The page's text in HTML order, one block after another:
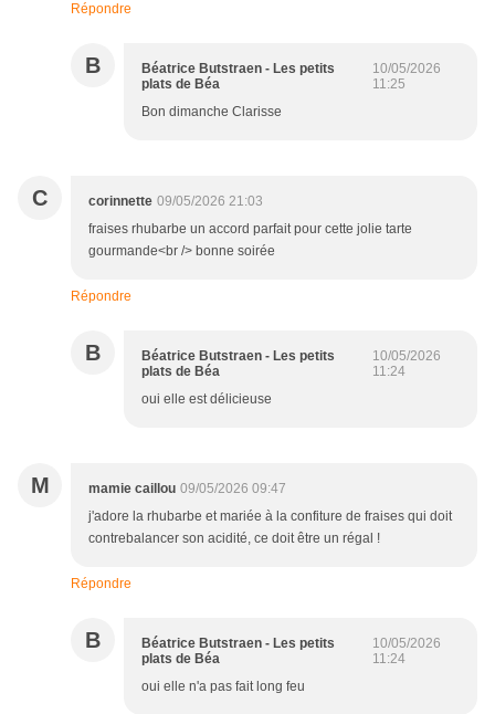
Répondre
B
Béatrice Butstraen - Les petits
plats de Béa
10/05/2026
11:25
Bon dimanche Clarisse
C corinnette 09/05/2026 21:03
fraises rhubarbe un accord parfait pour cette jolie tarte
gourmande<br /> bonne soirée
Répondre
B
Béatrice Butstraen - Les petits
plats de Béa
10/05/2026
11:24
oui elle est délicieuse
M mamie caillou 09/05/2026 09:47
j'adore la rhubarbe et mariée à la confiture de fraises qui doit
contrebalancer son acidité, ce doit être un régal !
Répondre
B
Béatrice Butstraen - Les petits
plats de Béa
10/05/2026
11:24
oui elle n'a pas fait long feu